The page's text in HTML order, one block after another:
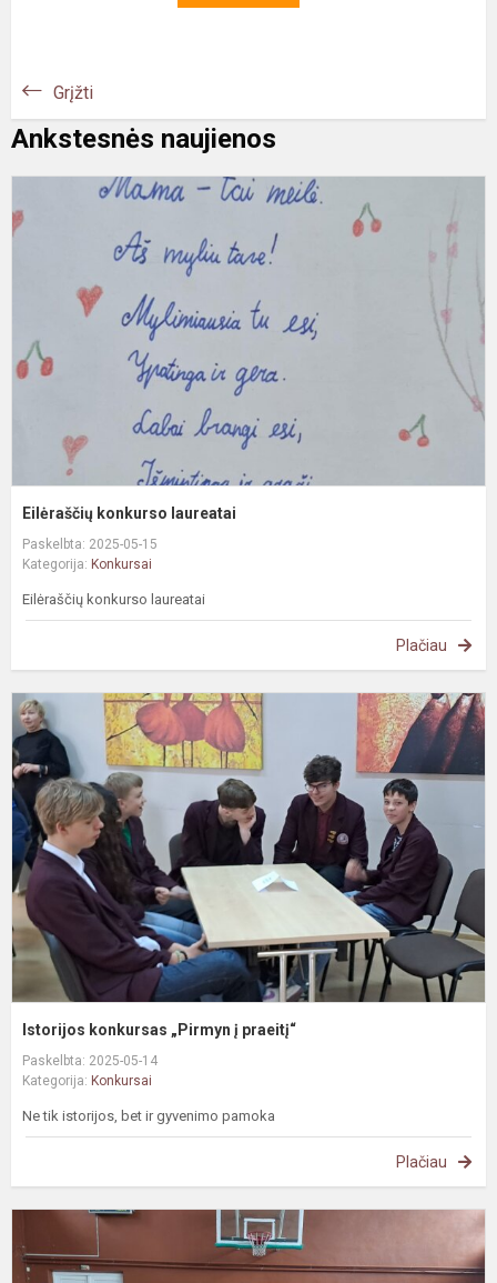
Grįžti
Ankstesnės naujienos
Eilėraščių konkurso laureatai
Paskelbta: 2025-05-15
Kategorija: Konkursai
Eilėraščių konkurso laureatai
Plačiau
Istorijos konkursas „Pirmyn į praeitį“
Paskelbta: 2025-05-14
Kategorija: Konkursai
Ne tik istorijos, bet ir gyvenimo pamoka
Plačiau